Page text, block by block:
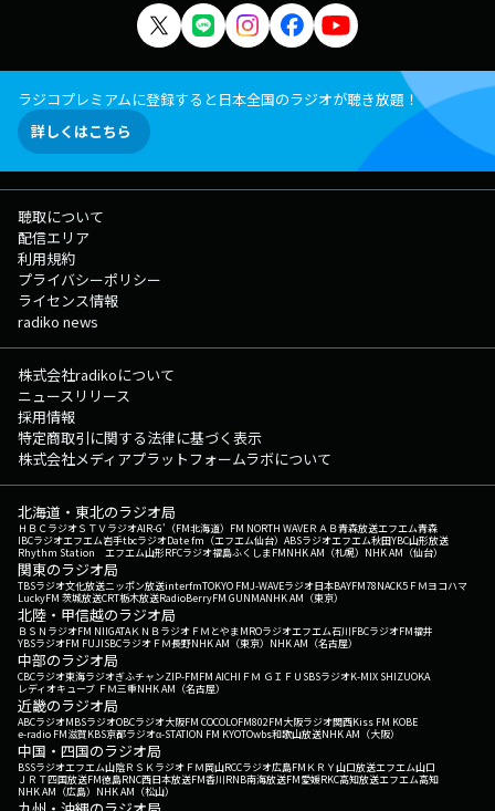
ラジコプレミアムに登録すると日本全国のラジオが聴き放題！
詳しくはこちら
聴取について
配信エリア
利用規約
プライバシーポリシー
ライセンス情報
radiko news
株式会社radikoについて
ニュースリリース
採用情報
特定商取引に関する法律に基づく表示
株式会社メディアプラットフォームラボについて
北海道・東北のラジオ局
ＨＢＣラジオＳＴＶラジオAIR-G'（FM北海道） FM NORTH WAVEＲＡＢ青森放送エフエム青森
IBCラジオエフエム岩手tbcラジオDate fm（エフエム仙台） ABSラジオエフエム秋田YBC山形放送
Rhythm Station エフエム山形RFCラジオ福島ふくしまFMNHK AM（札幌） NHK AM（仙台）
関東のラジオ局
TBSラジオ文化放送ニッポン放送interfmTOKYO FMJ-WAVEラジオ日本BAYFM78NACK5 ＦＭヨコハマ
LuckyFM 茨城放送CRT栃木放送RadioBerryFM GUNMANHK AM（東京）
北陸・甲信越のラジオ局
ＢＳＮラジオFM NIIGATAＫＮＢラジオ ＦＭとやまMROラジオエフエム石川FBCラジオFM福井
YBSラジオFM FUJISBCラジオ ＦＭ長野NHK AM（東京） NHK AM（名古屋）
中部のラジオ局
CBCラジオ東海ラジオぎふチャンZIP-FMFM AICHI ＦＭ ＧＩＦＵ SBSラジオK-MIX SHIZUOKA
レディオキューブ ＦＭ三重NHK AM（名古屋）
近畿のラジオ局
ABCラジオMBSラジオOBCラジオ大阪FM COCOLOFM802FM大阪ラジオ関西Kiss FM KOBE
e-radio FM滋賀KBS京都ラジオα-STATION FM KYOTOwbs和歌山放送NHK AM（大阪）
中国・四国のラジオ局
BSSラジオエフエム山陰ＲＳＫラジオ ＦＭ岡山RCCラジオ広島FM ＫＲＹ山口放送エフエム山口
ＪＲＴ四国放送FM徳島RNC西日本放送FM香川RNB南海放送FM愛媛RKC高知放送エフエム高知
NHK AM（広島） NHK AM（松山）